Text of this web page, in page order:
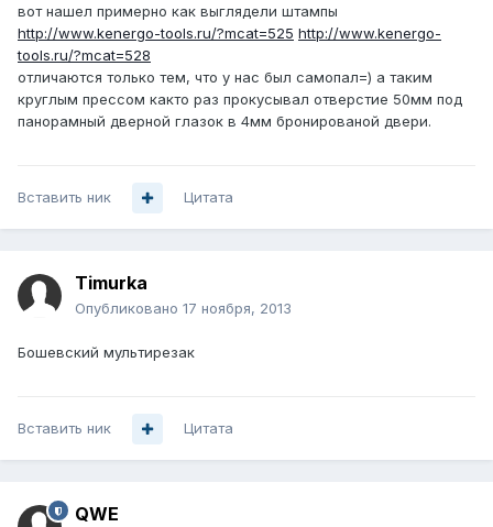
вот нашел примерно как выглядели штампы
http://www.kenergo-tools.ru/?mcat=525 http://www.kenergo-
tools.ru/?mcat=528
отличаются только тем, что у нас был самопал=) а таким
круглым прессом както раз прокусывал отверстие 50мм под
панорамный дверной глазок в 4мм бронированой двери.
Вставить ник Цитата
Timurka
Опубликовано 17 ноября, 2013
Бошевский мультирезак
Вставить ник Цитата
QWE